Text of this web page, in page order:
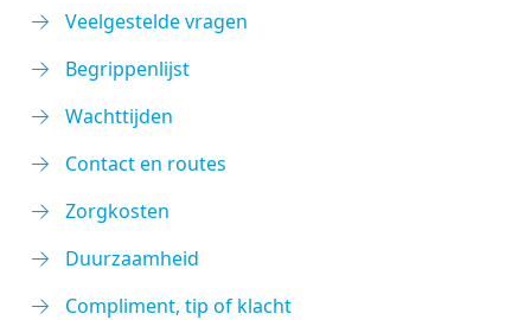
Veelgestelde vragen
Begrippenlijst
Wachttijden
Contact en routes
Zorgkosten
Duurzaamheid
Compliment, tip of klacht